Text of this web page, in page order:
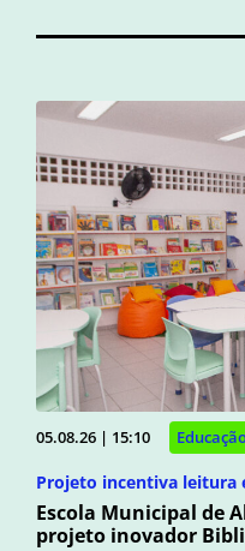
05.08.26 | 15:10
Projeto incentiva leitura
Escola Municipal de
projeto inovador